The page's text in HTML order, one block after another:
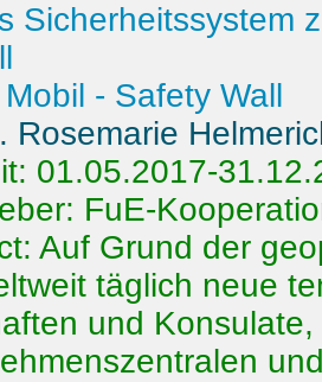
Sicherheitssystem
- Safety Wall
Rosemarie
01.05.2017-
FuE-
Auf Grund der
täglich neue
und